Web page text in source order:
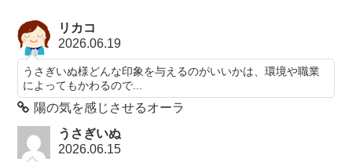
リカコ
2026.06.19
うさぎいぬ様どんな印象を与えるのがいいかは、環境や職業
によってもかわるので...
陽の気を感じさせるオーラ
うさぎいぬ
2026.06.15